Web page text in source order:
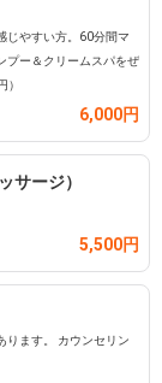
じやすい方。60分間マ
プー＆クリームスパをぜ
6,000円
サージ）
5,500円
ります。 カウンセリン